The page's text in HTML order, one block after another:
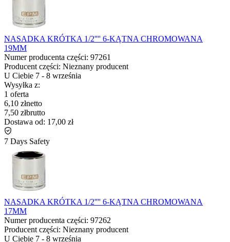
NASADKA KRÓTKA 1/2'''' 6-KĄTNA CHROMOWANA
19MM
Numer producenta części: 97261
Producent części: Nieznany producent
U Ciebie 7 - 8 września
Wysyłka z:
1 oferta
6,10 złnetto
7,50 złbrutto
Dostawa od: 17,00 zł
7 Days Safety
NASADKA KRÓTKA 1/2'''' 6-KĄTNA CHROMOWANA
17MM
Numer producenta części: 97262
Producent części: Nieznany producent
U Ciebie 7 - 8 września